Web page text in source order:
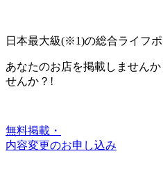
日本最大級(※1)の総合ライフ
あなたのお店を掲載しませんか
せんか？!
無料掲載・
内容変更のお申し込み